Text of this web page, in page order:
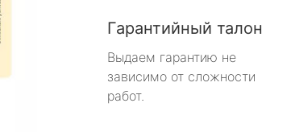
Гарантийный талон
Выдаем гарантию не
зависимо от сложности
работ.